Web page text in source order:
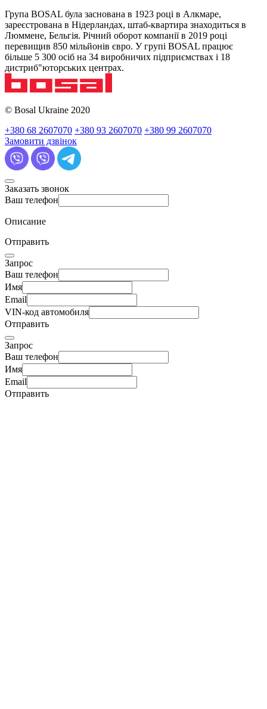
Група BOSAL була заснована в 1923 році в Алкмаре,
зареєстрована в Нідерландах, штаб-квартира знаходиться в
Люммене, Бельгія. Річний оборот компанії в 2019 році
перевищив 850 мільйонів євро. У групі BOSAL працює
більше 5 300 осіб на 34 виробничих підприємствах і 18
дистриб"юторських центрах.
© Bosal Ukraine 2020
+380 68 2607070 +380 93 2607070 +380 99 2607070
Замовити дзвінок
Заказать звонок
Ваш телефон
Описание
Отправить
Запрос
Ваш телефон
Имя
Email
VIN-код автомобиля
Отправить
Запрос
Ваш телефон
Имя
Email
Отправить